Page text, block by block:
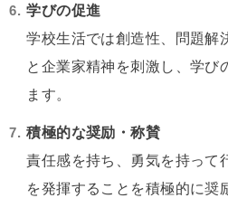
学びの促進
学校生活では創造性、問題解
と企業家精神を刺激し、学び
ます。
積極的な奨励・称賛
責任感を持ち、勇気を持って
を発揮することを積極的に奨